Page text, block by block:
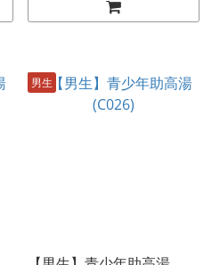
男生